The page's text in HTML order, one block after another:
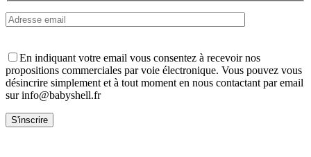
En indiquant votre email vous consentez à recevoir nos
propositions commerciales par voie électronique. Vous pouvez vous
désincrire simplement et à tout moment en nous contactant par email
sur info@babyshell.fr